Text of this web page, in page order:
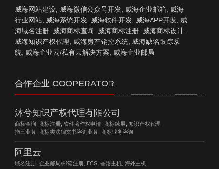
威海网站建设, 威海微信公众号开发, 威海企业邮箱, 威海
行业网站, 威海系统开发, 威海软件开发, 威海APP开发, 威
海域名注册, 威海商标查询, 威海商标注册, 威海商标设计,
威海知识产权代理, 威海房产销控系统, 威海缺陷跟踪系
统, 威海企业云/私有云解决方案, 威海企业邮局
合作企业 COOPERATOR
沐兮知识产权代理有限公司
商标查询, 商标注册, 软件著作权申请, 商标续展, 知识产权代理
撤三业务, 商标类法律文书咨询业务, 商标业务咨询
阿里云
域名注册, 企业邮局/邮箱注册, ECS, 香港主机, 海外主机